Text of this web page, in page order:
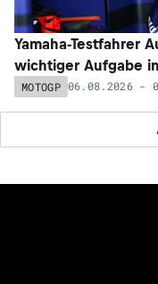
Yamaha-Testfahrer
wichtiger Aufgabe
MOTOGP 06.08.2026 -